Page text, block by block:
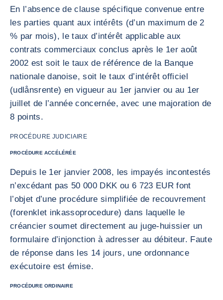
En l’absence de clause spécifique convenue entre
les parties quant aux intérêts (d’un maximum de 2
% par mois), le taux d’intérêt applicable aux
contrats commerciaux conclus après le 1er août
2002 est soit le taux de référence de la Banque
nationale danoise, soit le taux d’intérêt officiel
(udlånsrente) en vigueur au 1er janvier ou au 1er
juillet de l’année concernée, avec une majoration de
8 points.
PROCÉDURE JUDICIAIRE
PROCÉDURE ACCÉLÉRÉE
Depuis le 1er janvier 2008, les impayés incontestés
n’excédant pas 50 000 DKK ou 6 723 EUR font
l’objet d’une procédure simplifiée de recouvrement
(forenklet inkassoprocedure) dans laquelle le
créancier soumet directement au juge-huissier un
formulaire d’injonction à adresser au débiteur. Faute
de réponse dans les 14 jours, une ordonnance
exécutoire est émise.
PROCÉDURE ORDINAIRE